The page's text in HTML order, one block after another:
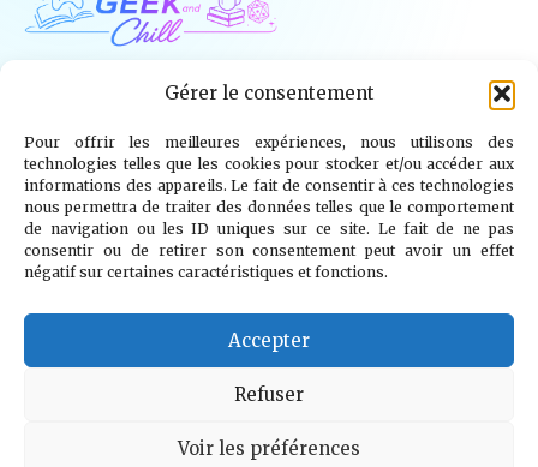
Gérer le consentement
Pour offrir les meilleures expériences, nous utilisons des
technologies telles que les cookies pour stocker et/ou accéder aux
informations des appareils. Le fait de consentir à ces technologies
nous permettra de traiter des données telles que le comportement
de navigation ou les ID uniques sur ce site. Le fait de ne pas
consentir ou de retirer son consentement peut avoir un effet
négatif sur certaines caractéristiques et fonctions.
Accepter
Refuser
Voir les préférences
Jeux Vidéo Tech Tabletop Livres
Mangas / BD TV Goodies Kids
Wargames
info@geekandchill.com